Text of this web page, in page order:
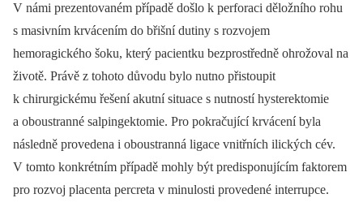
V námi prezentovaném případě došlo k perforaci děložního rohu
s masivním krvácením do břišní dutiny s rozvojem
hemoragického šoku, který pacientku bezprostředně ohrožoval na
životě. Právě z tohoto důvodu bylo nutno přistoupit
k chirurgickému řešení akutní situace s nutností hysterektomie
a oboustranné salpingektomie. Pro pokračující krvácení byla
následně provedena i oboustranná ligace vnitřních ilických cév.
V tomto konkrétním případě mohly být predisponujícím faktorem
pro rozvoj placenta percreta v minulosti provedené interrupce.